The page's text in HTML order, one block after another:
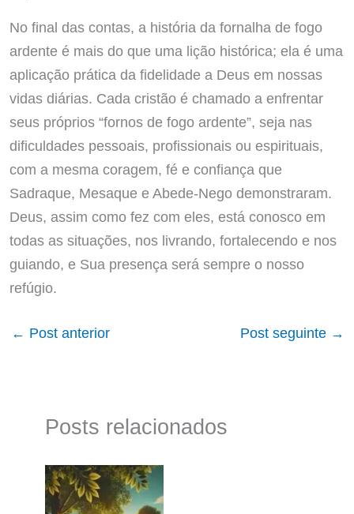
No final das contas, a história da fornalha de fogo
ardente é mais do que uma lição histórica; ela é uma
aplicação prática da fidelidade a Deus em nossas
vidas diárias. Cada cristão é chamado a enfrentar
seus próprios “fornos de fogo ardente”, seja nas
dificuldades pessoais, profissionais ou espirituais,
com a mesma coragem, fé e confiança que
Sadraque, Mesaque e Abede-Nego demonstraram.
Deus, assim como fez com eles, está conosco em
todas as situações, nos livrando, fortalecendo e nos
guiando, e Sua presença será sempre o nosso
refúgio.
← Post anterior Post seguinte →
Posts relacionados